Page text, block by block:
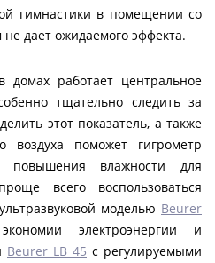
гимнастики в помещении со
дает ожидаемого эффекта.
работает центральное
тщательно следить за
этот показатель, а также
воздуха поможет гигрометр
влажности для
всего воспользоваться
моделью Beurer
электроэнергии и
Beurer LB 45 с регулируемыми